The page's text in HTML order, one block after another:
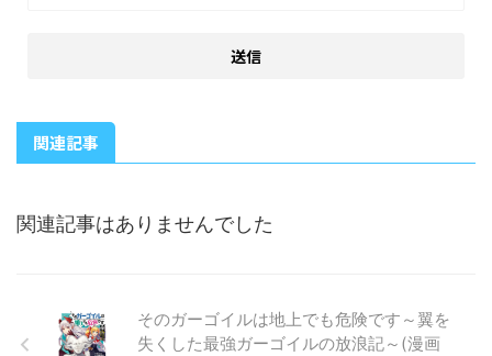
関連記事
関連記事はありませんでした
そのガーゴイルは地上でも危険です～翼を
失くした最強ガーゴイルの放浪記～(漫画